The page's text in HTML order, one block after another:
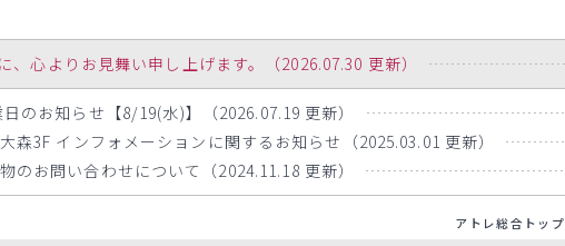
心よりお見舞い申し上げます。（2026.07.30 更新）
のお知らせ【8/19(水)】（2026.07.19 更新）
森3F インフォメーションに関するお知らせ（2025.03.01 更新）
のお問い合わせについて（2024.11.18 更新）
アトレ総合トップ